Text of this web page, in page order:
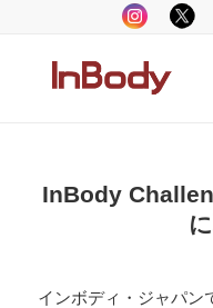
InBody
インボディ・ジャパン